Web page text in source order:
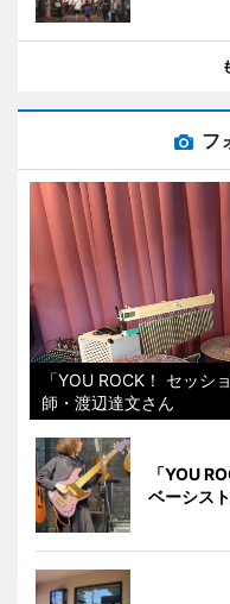
フ
「YOU ROCK！ セッシ
師・渡辺達文さん
「YOU
ベーシス